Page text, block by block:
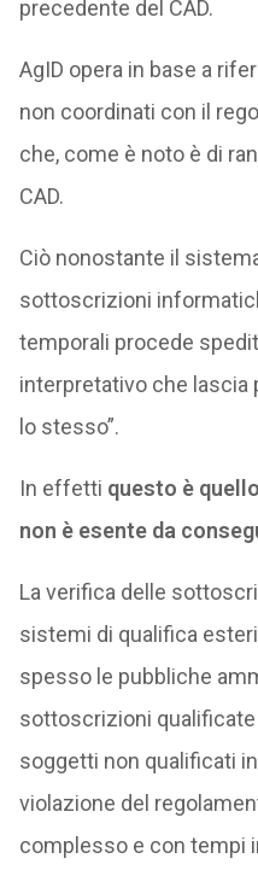
precedente del CAD.
AgID opera in base a
non coordinati con il
che, come è noto è di
CAD.
Ciò nonostante il
sottoscrizioni
temporali procede
interpretativo che lascia
lo stesso”.
In effetti questo è
non è esente da
La verifica delle
sistemi di qualifica
spesso le pubbliche
sottoscrizioni
soggetti non qualificati
violazione del
complesso e con tempi